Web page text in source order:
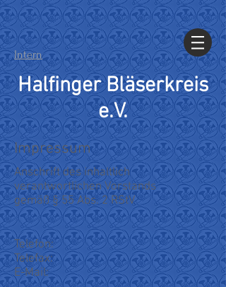
Intern
Halfinger Bläserkreis
e.V.
Impressum
Anschrift des inhaltlich
verantwortlichen Vorstands
gemäß § 55 Abs. 2 RStV
Telefon:
Telefax:
E-Mail: